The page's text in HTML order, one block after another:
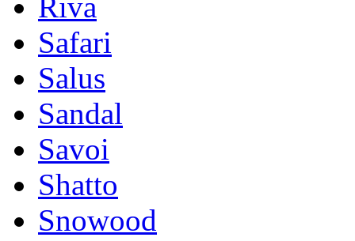
Safari
Salus
Sandal
Savoi
Shatto
Snowood